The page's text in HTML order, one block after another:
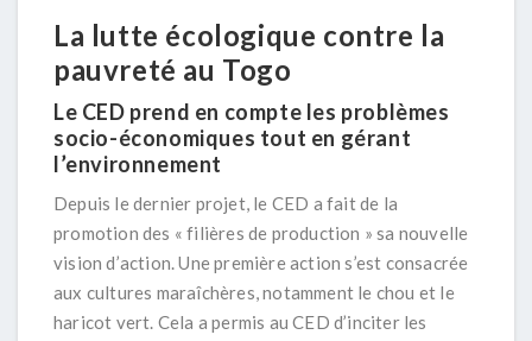
La lutte écologique contre la
pauvreté au Togo
Le CED prend en compte les problèmes
socio-économiques tout en gérant
l’environnement
Depuis le dernier projet, le CED a fait de la
promotion des « filières de production » sa nouvelle
vision d’action. Une première action s’est consacrée
aux cultures maraîchères, notamment le chou et le
haricot vert. Cela a permis au CED d’inciter les